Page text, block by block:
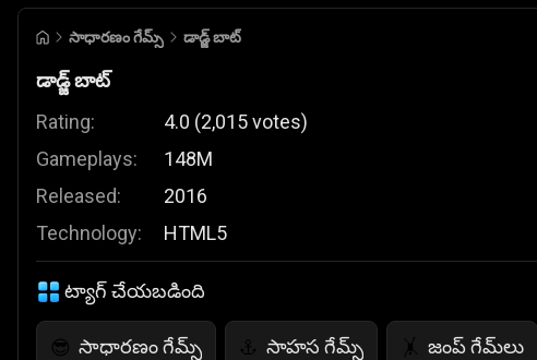
సాధారణం గేమ్స్ డాడ్జ్ బాట్
డాడ్జ్ బాట్
Rating:
Gameplays:
Released:
Technology:
4.0 (2,015votes)
148M
2016
HTML5
ట్యాగ్ చేయబడింది
😎 సాధారణం గేమ్స్ ⚓ సాహస గేమ్స్ 🤸 జంప్ గేమ్‌లు